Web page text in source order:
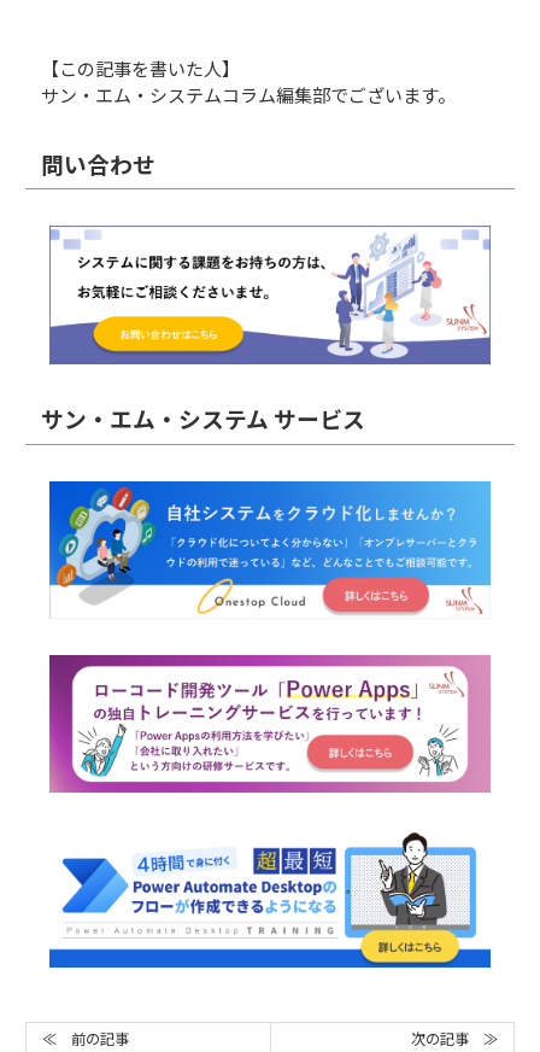
【この記事を書いた人】
サン・エム・システムコラム編集部でございます。
問い合わせ
サン・エム・システム サービス
≪ 前の記事 次の記事 ≫